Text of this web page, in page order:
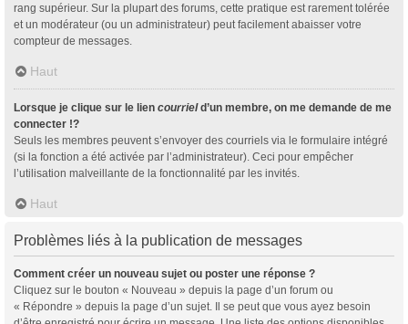
rang supérieur. Sur la plupart des forums, cette pratique est rarement tolérée
et un modérateur (ou un administrateur) peut facilement abaisser votre
compteur de messages.
Haut
Lorsque je clique sur le lien courrield’un membre, on me demande de me
connecter !?
Seuls les membres peuvent s’envoyer des courriels via le formulaire intégré
(si la fonction a été activée par l’administrateur). Ceci pour empêcher
l’utilisation malveillante de la fonctionnalité par les invités.
Haut
Problèmes liés à la publication de messages
Comment créer un nouveau sujet ou poster une réponse ?
Cliquez sur le bouton « Nouveau » depuis la page d’un forum ou
« Répondre » depuis la page d’un sujet. Il se peut que vous ayez besoin